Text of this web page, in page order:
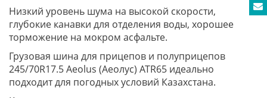
Низкий уровень шума на высокой скорости,
глубокие канавки для отделения воды, хорошее
торможение на мокром асфальте.
Грузовая шина для прицепов и полуприцепов
245/70R17.5 Aeolus (Аеолус) ATR65 идеально
подходит для погодных условий Казахстана.